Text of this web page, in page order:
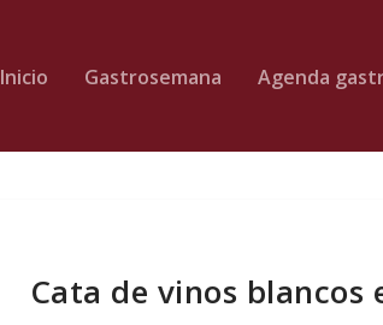
Inicio Gastrosemana Agenda
Cata de vinos blancos